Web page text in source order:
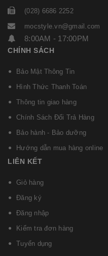
(028) 6686 2252
mocstyle.vn@gmail.com
8:00AM - 17:00PM
CHÍNH SÁCH
Bảo Mật Thông Tin
Hình Thức Thanh Toán
Thông tin giao hàng
Chính Sách Đổi Trả Hàng
Bảo hành - Bảo dưỡng
Hướng dẫn mua hàng online
LIÊN KẾT
Giỏ hàng
Đăng ký
Đăng nhập
Kiểm tra đơn hàng
Tuyển dụng